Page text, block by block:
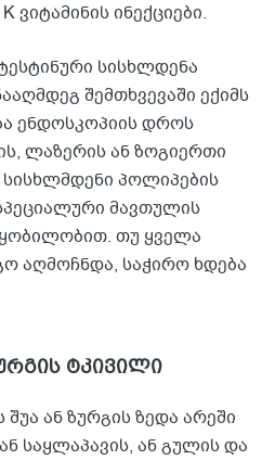
ვიტამინის ინექციები.
სისხლდენა
შემთხვევაში ექიმს
ენდოსკოპიის დროს
ლაზერის ან ზოგიერთი
პოლიპების
მავთულის
თუ ყველა
აღმოჩნდა, საჭირო ხდება
ტკივილი
ან ზურგის ზედა არეში
საყლაპავის, ან გულის და